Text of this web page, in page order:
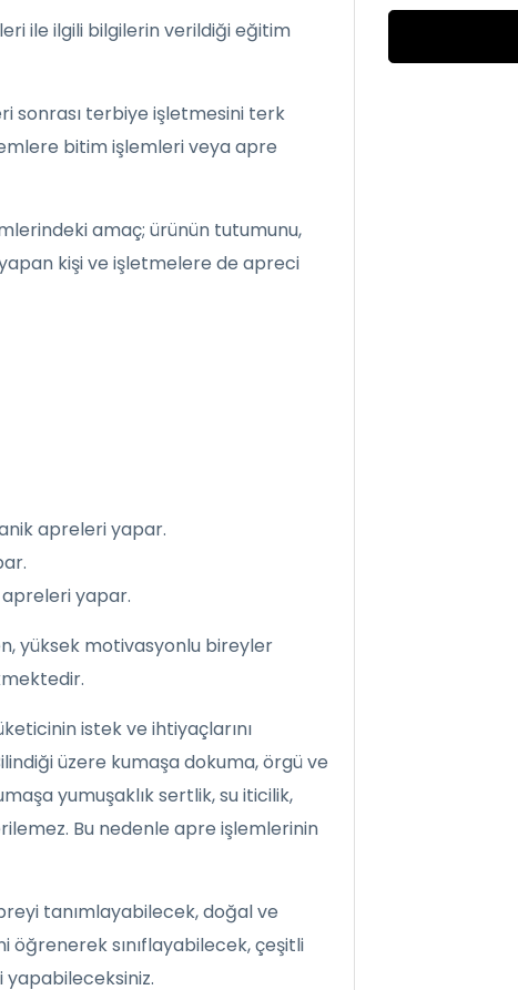
ile ilgili bilgilerin verildiği eğitim
sonrası terbiye işletmesini terk
bitim işlemleri veya apre
amaç; ürünün tutumunu,
kişi ve işletmelere de apreci
apreleri yapar.
yapar.
yüksek motivasyonlu bireyler
istek ve ihtiyaçlarını
üzere kumaşa dokuma, örgü ve
yumuşaklık sertlik, su iticilik,
Bu nedenle apre işlemlerinin
tanımlayabilecek, doğal ve
sınıflayabilecek, çeşitli